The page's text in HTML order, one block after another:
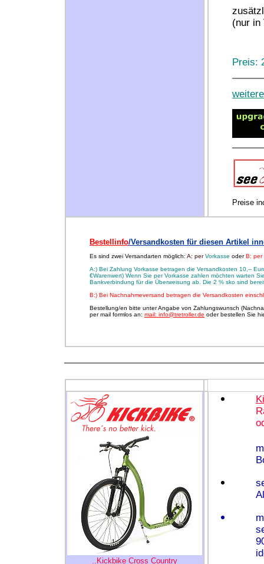
(nur in
Preis:
Preise
Bestellinfo/Versandkosten für diesen Artikel
Es sind zwei Versandarten möglich: A: perVorkasse oderB: per
A:) Bei Zahlung Vorkasse betragen die Versandkosten 10,--
€Warenwert) Wenn Sie per Vorkasse zahlen möchten warten
Bankverbindung für die Überweisung ab. Die 2 % sko sind
B:) Bei Nachnahmeversand betragen die Versandkosten
Bestellung/en bitte unter Angabe von Zahlungswunsch
per mail formlos an: mail: info@tretroller.de oder bestellen Sie
..Kickbike Cross Country